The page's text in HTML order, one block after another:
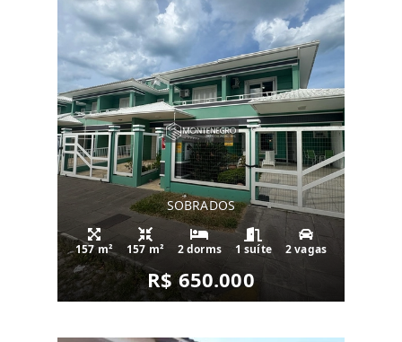
SOBRADOS
157 m² 157 m² 2 dorms 1 suíte 2 vagas
R$ 650.000